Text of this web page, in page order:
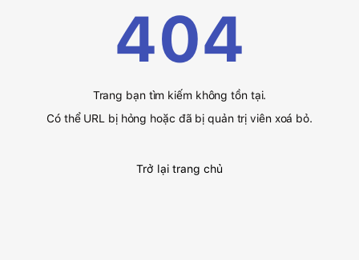
404
Trang bạn tìm kiếm không tồn tại.
Có thể URL bị hỏng hoặc đã bị quản trị viên xoá bỏ.
Trở lại trang chủ